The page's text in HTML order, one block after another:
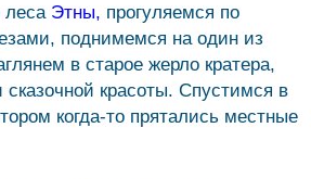
Этны, прогуляемся по
поднимемся на один из
в старое жерло кратера,
красоты. Спустимся в
когда-то прятались местные